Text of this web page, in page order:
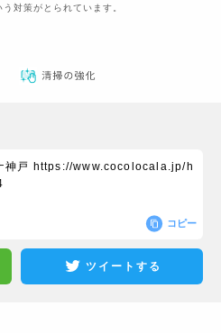
対策がとられています。
神戸 https://www.cocolocala.jp/h
コピー
ツイートする